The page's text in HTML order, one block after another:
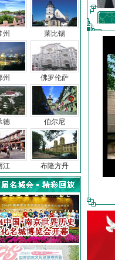
州
州
德
江
莱比锡
佛罗伦萨
伯尔尼
布隆方丹